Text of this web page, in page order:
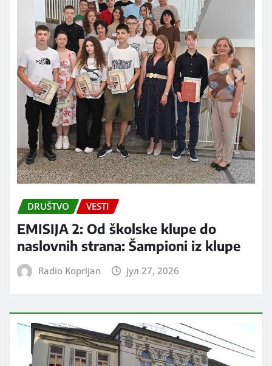
DRUŠTVO VESTI
EMISIJA 2: Od školske klupe do
naslovnih strana: Šampioni iz klupe
Radio Koprijan јул 27, 2026